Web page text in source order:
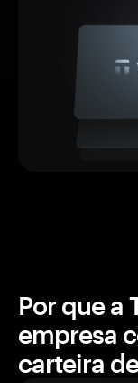
Por que a
empresa
carteira